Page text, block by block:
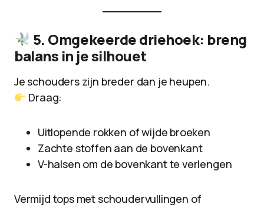
5. Omgekeerde driehoek: breng
balans in je silhouet
Je schouders zijn breder dan je heupen.
Draag:
Uitlopende rokken of wijde broeken
Zachte stoffen aan de bovenkant
V-halsen om de bovenkant te verlengen
Vermijd tops met schoudervullingen of